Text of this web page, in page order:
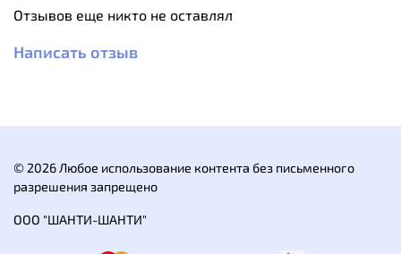
смартфон, кошелек, документы.
Яркая расцветка не позволит потерять мешок
Внутренние карманы для хранения.
Объем: 15 л
Материал: 500D ПВХ
Размер: 36,5x23,5 см
Отзывов еще никто не оставлял
Написать отзыв
© 2026 Любое использование контента без письменного
разрешения запрещено
ООО "ШАНТИ-ШАНТИ"